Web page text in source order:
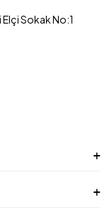
Elçi Sokak No:1